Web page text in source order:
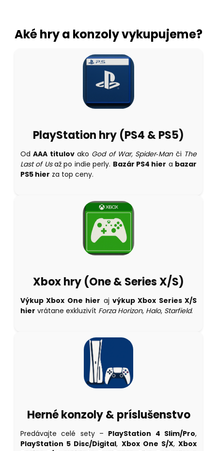
Aké hry a konzoly vykupujeme?
PlayStation hry (PS4 & PS5)
OdAAA titulovako God of War, Spider‑Manči The
Last of Usaž po indie perly. Bazár PS4 hier a bazar
PS5 hier za top ceny.
Xbox hry (One & Series X/S)
Výkup Xbox One hier aj výkup Xbox Series X/S
hier vrátane exkluzivít Forza Horizon, Halo, Starfield.
Herné konzoly & príslušenstvo
Predávajte celé sety – PlayStation 4 Slim/Pro,
PlayStation 5 Disc/Digital, Xbox One S/X,Xbox